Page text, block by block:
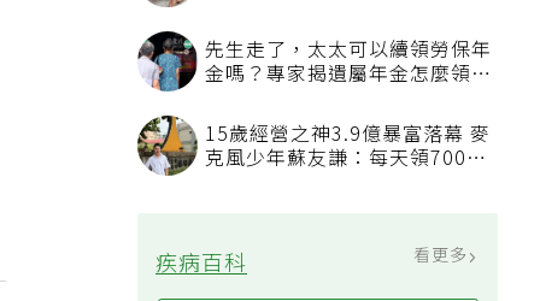
先生走了，太太可以續領勞保年
看順位還要看資格
15歲經營之神3.9億暴富落幕 麥
疾病百科